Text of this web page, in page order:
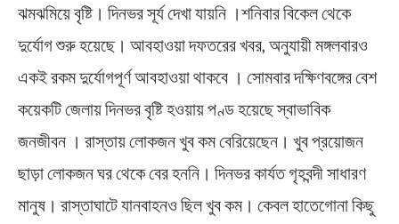
ঝমঝমিয়ে বৃষ্টি। দিনভর সূর্য দেখা যায়নি ।শনিবার বিকেল থেকে
দুর্যোগ শুরু হয়েছে। আবহাওয়া দফতরের খবর, অনুযায়ী মঙ্গলবারও
একই রকম দুর্যোগপূর্ণ আবহাওয়া থাকবে । সোমবার দক্ষিণবঙ্গের বেশ
কয়েকটি জেলায় দিনভর বৃষ্টি হওয়ায় পণ্ড হয়েছে স্বাভাবিক
জনজীবন । রাস্তায় লোকজন খুব কম বেরিয়েছেন। খুব প্রয়োজন
ছাড়া লোকজন ঘর থেকে বের হননি। দিনভর কার্যত গৃহবন্দী সাধারণ
মানুষ। রাস্তাঘাটে যানবাহনও ছিল খুব কম। কেবল হাতেগোনা কিছু